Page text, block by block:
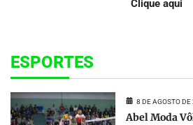
Clique aqui
ESPORTES
8 DE AGOSTO
Abel Moda